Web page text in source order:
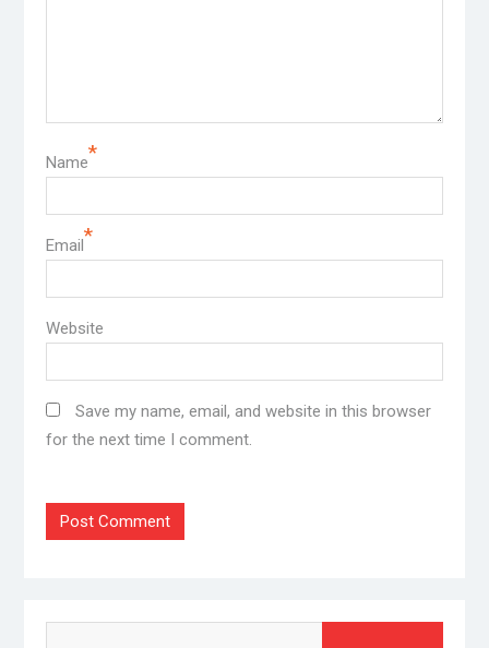
Name*
Email*
Website
Save my name, email, and website in this browser
for the next time I comment.